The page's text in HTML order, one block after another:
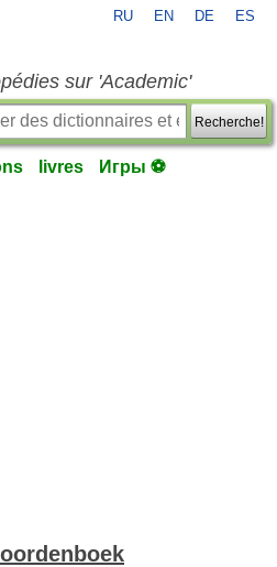
RU EN DE ES
sur 'Academic'
Recherche!
livres Игры ⚽